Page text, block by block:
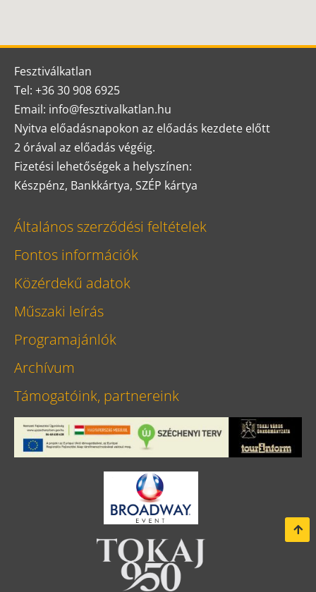
Fesztiválkatlan
Tel: +36 30 908 6925
Email: info@fesztivalkatlan.hu
Nyitva előadásnapokon az előadás kezdete előtt
2 órával az előadás végéig.
Fizetési lehetőségek a helyszínen:
Készpénz, Bankkártya, SZÉP kártya
Általános szerződési feltételek
Fontos információk
Közérdekű adatok
Műszaki leírás
Programajánlók
Archívum
Támogatóink, partnereink